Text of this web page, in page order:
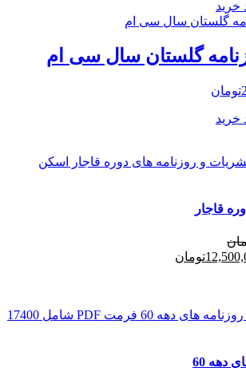
خرید
گلستان سال سی ام
تومان
خرید
قاجار
تومان
دهه 60